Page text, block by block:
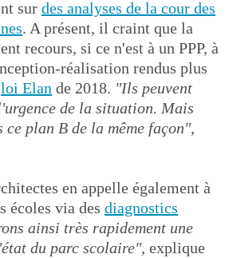
sur des analyses de la cour des
. A présent, il craint que la
recours, si ce n'est à un PPP, à
réalisation rendus plus
loi Elan de 2018. "Ils peuvent
de la situation. Mais
ce plan B de la même façon",
en appelle également à
écoles via des diagnostics
ainsi très rapidement une
du parc scolaire", explique